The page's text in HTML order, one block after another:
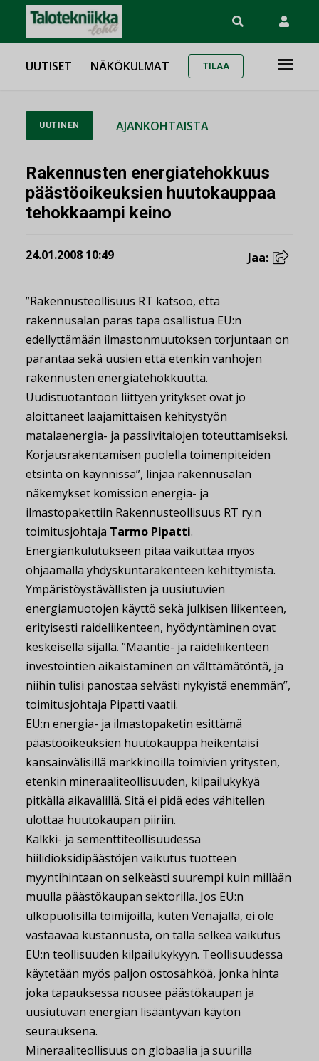
UUTISET NÄKÖKULMAT TILAA
UUTINEN AJANKOHTAISTA
Rakennusten energiatehokkuus
päästöoikeuksien huutokauppaa
tehokkaampi keino
24.01.2008 10:49 Jaa:
”Rakennusteollisuus RT katsoo, että
rakennusalan paras tapa osallistua EU:n
edellyttämään ilmastonmuutoksen torjuntaan on
parantaa sekä uusien että etenkin vanhojen
rakennusten energiatehokkuutta.
Uudistuotantoon liittyen yritykset ovat jo
aloittaneet laajamittaisen kehitystyön
matalaenergia- ja passiivitalojen toteuttamiseksi.
Korjausrakentamisen puolella toimenpiteiden
etsintä on käynnissä”, linjaa rakennusalan
näkemykset komission energia- ja
ilmastopakettiin Rakennusteollisuus RT ry:n
toimitusjohtaja Tarmo Pipatti.
Energiankulutukseen pitää vaikuttaa myös
ohjaamalla yhdyskuntarakenteen kehittymistä.
Ympäristöystävällisten ja uusiutuvien
energiamuotojen käyttö sekä julkisen liikenteen,
erityisesti raideliikenteen, hyödyntäminen ovat
keskeisellä sijalla. ”Maantie- ja raideliikenteen
investointien aikaistaminen on välttämätöntä, ja
niihin tulisi panostaa selvästi nykyistä enemmän”,
toimitusjohtaja Pipatti vaatii.
EU:n energia- ja ilmastopaketin esittämä
päästöoikeuksien huutokauppa heikentäisi
kansainvälisillä markkinoilla toimivien yritysten,
etenkin mineraaliteollisuuden, kilpailukykyä
pitkällä aikavälillä. Sitä ei pidä edes vähitellen
ulottaa huutokaupan piiriin.
Kalkki- ja sementtiteollisuudessa
hiilidioksidipäästöjen vaikutus tuotteen
myyntihintaan on selkeästi suurempi kuin millään
muulla päästökaupan sektorilla. Jos EU:n
ulkopuolisilla toimijoilla, kuten Venäjällä, ei ole
vastaavaa kustannusta, on tällä selkeä vaikutus
EU:n teollisuuden kilpailukykyyn. Teollisuudessa
käytetään myös paljon ostosähköä, jonka hinta
joka tapauksessa nousee päästökaupan ja
uusiutuvan energian lisääntyvän käytön
seurauksena.
Mineraaliteollisuus on globaalia ja suurilla